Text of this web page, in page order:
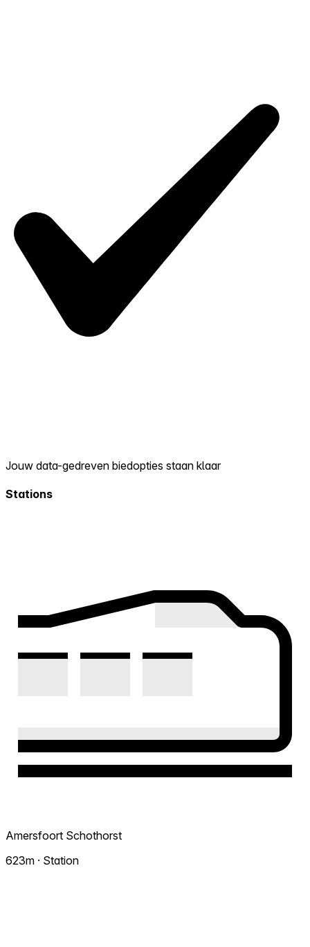
Jouw data-gedreven biedopties staan klaar
Stations
Amersfoort Schothorst
623m · Station